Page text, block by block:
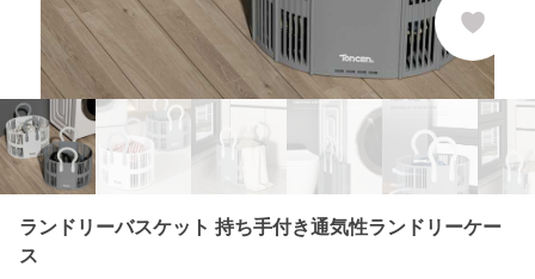
ランドリーバスケット 持ち手付き通気性ランドリーケー
ス